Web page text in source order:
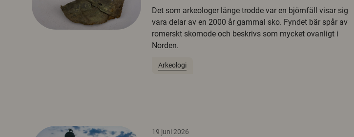
Det som arkeologer länge trodde var en björnfäll visar sig
vara delar av en 2000 år gammal sko. Fyndet bär spår av
romerskt skomode och beskrivs som mycket ovanligt i
Norden.
Arkeologi
19 juni 2026